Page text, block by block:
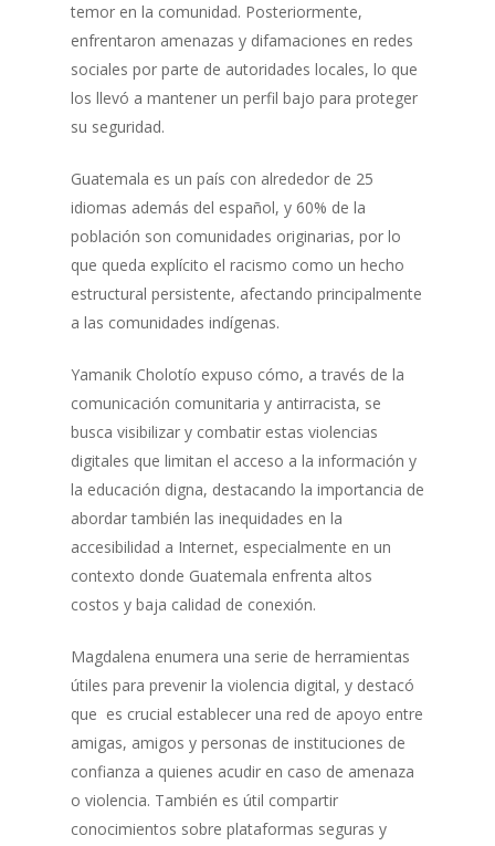
temor en la comunidad. Posteriormente,
enfrentaron amenazas y difamaciones en redes
sociales por parte de autoridades locales, lo que
los llevó a mantener un perfil bajo para proteger
su seguridad.
Guatemala es un país con alrededor de 25
idiomas además del español, y 60% de la
población son comunidades originarias, por lo
que queda explícito el racismo como un hecho
estructural persistente, afectando principalmente
a las comunidades indígenas.
Yamanik Cholotío expuso cómo, a través de la
comunicación comunitaria y antirracista, se
busca visibilizar y combatir estas violencias
digitales que limitan el acceso a la información y
la educación digna, destacando la importancia de
abordar también las inequidades en la
accesibilidad a Internet, especialmente en un
contexto donde Guatemala enfrenta altos
costos y baja calidad de conexión.
Magdalena enumera una serie de herramientas
útiles para prevenir la violencia digital, y destacó
que es crucial establecer una red de apoyo entre
amigas, amigos y personas de instituciones de
confianza a quienes acudir en caso de amenaza
o violencia. También es útil compartir
conocimientos sobre plataformas seguras y